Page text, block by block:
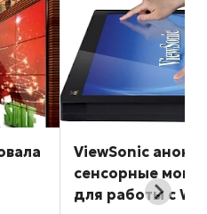
ViewSonic
сенсорные
для работы с